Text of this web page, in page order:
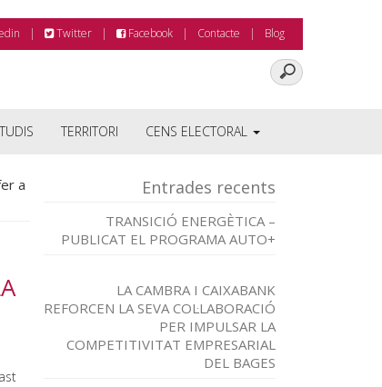
Twitter Facebook Contacte Blog
TERRITORI CENS ELECTORAL
a
Entrades recents
TRANSICIÓ ENERGÈTICA –
PUBLICAT EL PROGRAMA AUTO+
LA CAMBRA I CAIXABANK
REFORCEN LA SEVA COL·LABORACIÓ
PER IMPULSAR LA
COMPETITIVITAT EMPRESARIAL
DEL BAGES